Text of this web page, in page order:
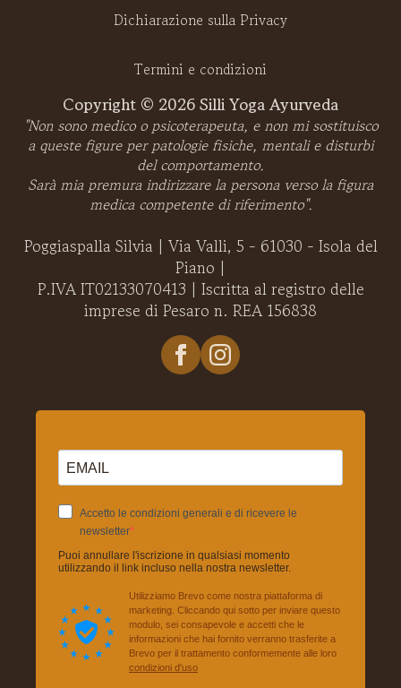
Dichiarazione sulla Privacy
Termini e condizioni
Copyright © 2026 Silli Yoga Ayurveda
"Non sono medico o psicoterapeuta, e non mi sostituisco
a queste figure per patologie fisiche, mentali e disturbi
del comportamento.
Sarà mia premura indirizzare la persona verso la figura
medica competente di riferimento".
Poggiaspalla Silvia | Via Valli, 5 - 61030 - Isola del
Piano |
P.IVA IT02133070413 | Iscritta al registro delle
imprese di Pesaro n. REA 156838